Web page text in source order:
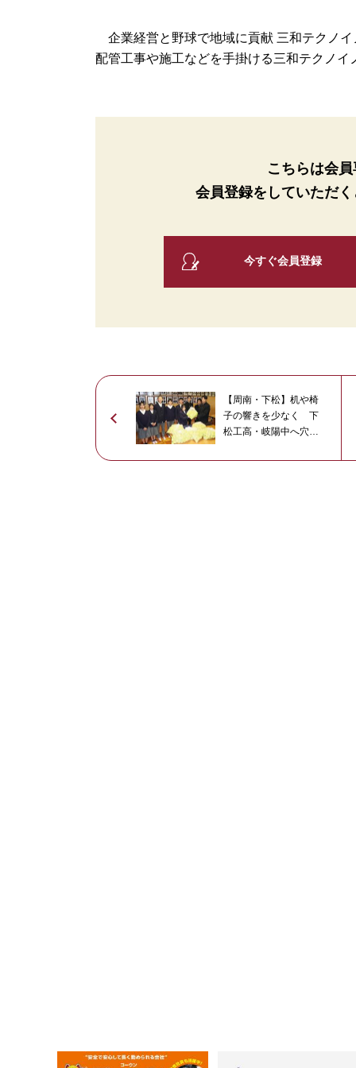
企業経営と野球で地域に貢献 三和テクノ
配管工事や施工などを手掛ける三和テクノイ
こちらは会
会員登録をしていただく
今すぐ会員登録
【周南・下松】机や椅
子の響きを少なく 下
松工高・岐陽中へ穴開